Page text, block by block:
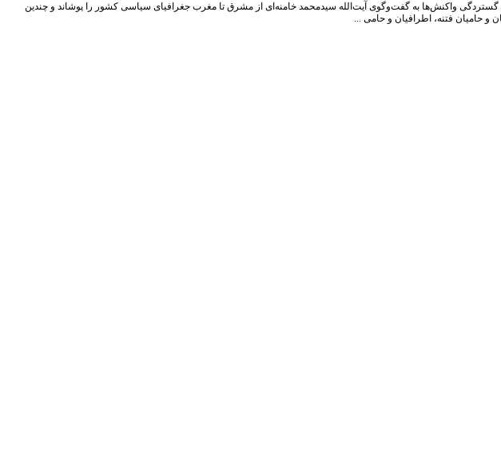
واکنش‌ها به گفت‌وگوی آیت‌الله سیدمحمد خامنه‌ای از مشرق تا مغرب جغرافیای سیاسی کشور را پوشاند و چندین
و حامیان فتنه، اطرافیان و حامی ...